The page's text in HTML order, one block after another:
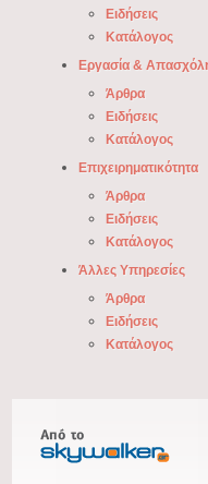
Ειδήσεις
Κατάλογος
Εργασία &
Άρθρα
Ειδήσεις
Κατάλογος
Επιχειρηματικότητα
Άρθρα
Ειδήσεις
Κατάλογος
Άλλες Υπηρεσίες
Άρθρα
Ειδήσεις
Κατάλογος